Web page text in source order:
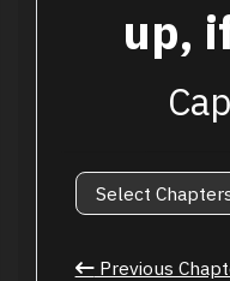
up,
Previous